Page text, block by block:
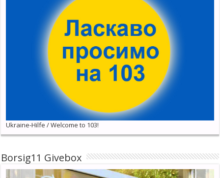
Ukraine-Hilfe / Welcome to 103!
Borsig11 Givebox